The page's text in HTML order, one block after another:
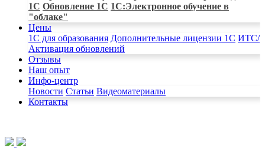
1С Обновление 1С 1С:Электронное обучение в
"облаке"
Цены
1C для образования Дополнительные лицензии 1С ИТС/
Активация обновлений
Отзывы
Наш опыт
Инфо-центр
Новости Статьи Видеоматериалы
Контакты